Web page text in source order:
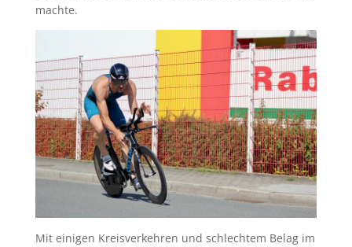
machte.
Mit einigen Kreisverkehren und schlechtem Belag im